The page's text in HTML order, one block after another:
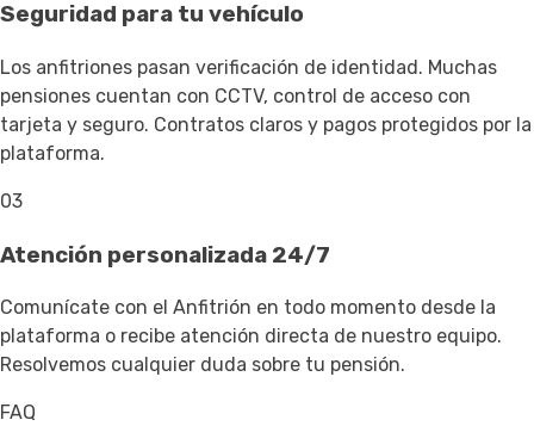
Seguridad para tu vehículo
Los anfitriones pasan verificación de identidad. Muchas
pensiones cuentan con CCTV, control de acceso con
tarjeta y seguro. Contratos claros y pagos protegidos por la
plataforma.
03
Atención personalizada 24/7
Comunícate con el Anfitrión en todo momento desde la
plataforma o recibe atención directa de nuestro equipo.
Resolvemos cualquier duda sobre tu pensión.
FAQ